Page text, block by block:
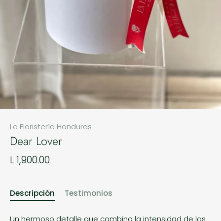
La Floristería Honduras
Dear Lover
L 1,900.00
Descripción Testimonios
Un hermoso detalle que combina la intensidad de las